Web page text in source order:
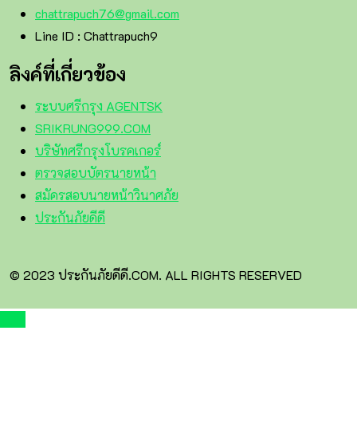
chattrapuch76@gmail.com
Line ID : Chattrapuch9
ลิงค์ที่เกี่ยวข้อง
ระบบศรีกรุง AGENTSK
SRIKRUNG999.COM
บริษัทศรีกรุงโบรคเกอร์
ตรวจสอบบัตรนายหน้า
สมัครสอบนายหน้าวินาศภัย
ประกันภัยดีดี
© 2023 ประกันภัยดีดี.COM. ALL RIGHTS RESERVED